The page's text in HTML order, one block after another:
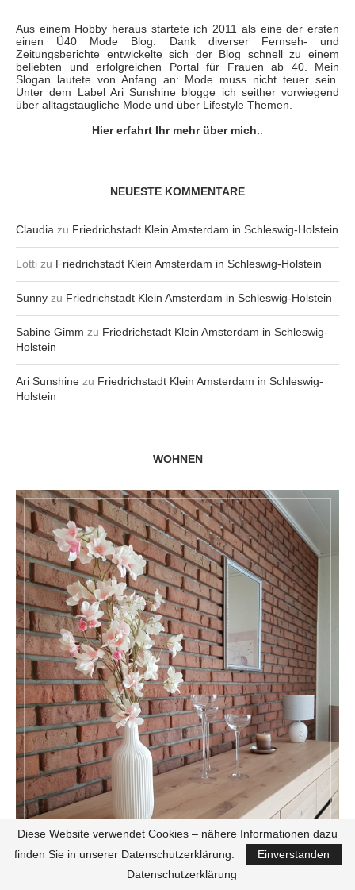
Aus einem Hobby heraus startete ich 2011 als eine der ersten
einen Ü40 Mode Blog. Dank diverser Fernseh- und
Zeitungsberichte entwickelte sich der Blog schnell zu einem
beliebten und erfolgreichen Portal für Frauen ab 40. Mein
Slogan lautete von Anfang an: Mode muss nicht teuer sein.
Unter dem Label Ari Sunshine blogge ich seither vorwiegend
über alltagstaugliche Mode und über Lifestyle Themen.
Hier erfahrt Ihr mehr über mich..
NEUESTE KOMMENTARE
Claudia zu Friedrichstadt Klein Amsterdam in Schleswig-Holstein
Lotti zu Friedrichstadt Klein Amsterdam in Schleswig-Holstein
Sunny zu Friedrichstadt Klein Amsterdam in Schleswig-Holstein
Sabine Gimm zu Friedrichstadt Klein Amsterdam in Schleswig-
Holstein
Ari Sunshine zu Friedrichstadt Klein Amsterdam in Schleswig-
Holstein
WOHNEN
INTERIOR
Diese Website verwendet Cookies – nähere Informationen dazu
finden Sie in unserer Datenschutzerklärung.
Einverstanden
Datenschutzerklärung